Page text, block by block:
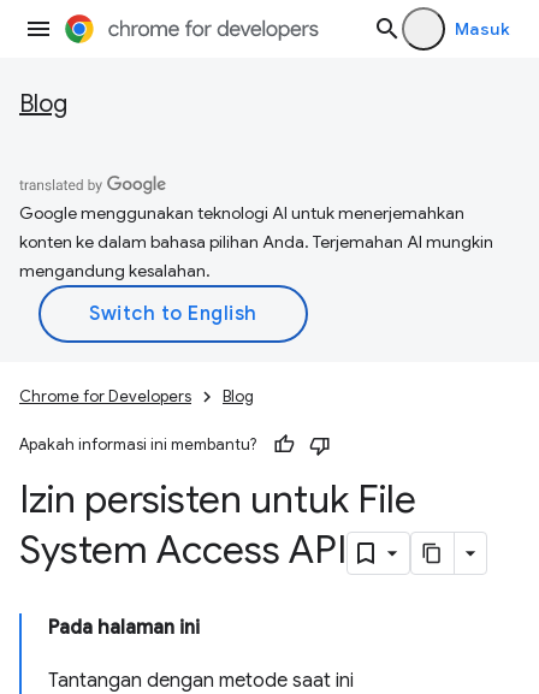
Masuk
Blog
Google menggunakan teknologi AI untuk menerjemahkan
konten ke dalam bahasa pilihan Anda. Terjemahan AI mungkin
mengandung kesalahan.
Chrome for Developers Blog
Apakah informasi ini membantu?
Izin persisten untuk File
System Access API
Pada halaman ini
Tantangan dengan metode saat ini